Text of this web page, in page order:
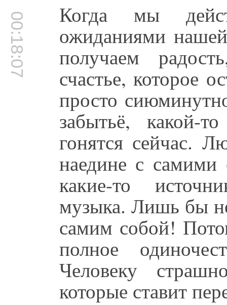
00:18:07 Когда мы
ожиданиями
получаем
счастье, которое
просто
забытьё, какой-
гонятся сейчас.
наедине с самими
какие-то
музыка. Лишь бы
самим собой!
полное
Человеку
которые ставит